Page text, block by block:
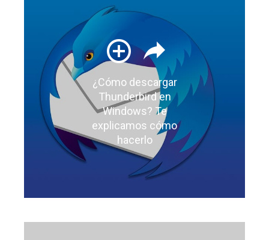
¿Cómo descargar
Thunderbird en
Windows? Te
explicamos cómo
hacerlo